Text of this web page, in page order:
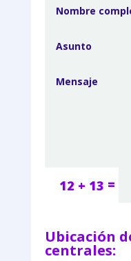
12 + 13 =
Ubicación
centrales: